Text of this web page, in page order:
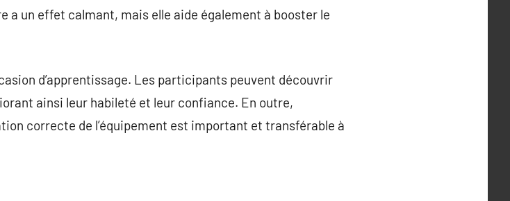
a un effet calmant, mais elle aide également à booster le
d’apprentissage. Les participants peuvent découvrir
ainsi leur habileté et leur confiance. En outre,
correcte de l’équipement est important et transférable à